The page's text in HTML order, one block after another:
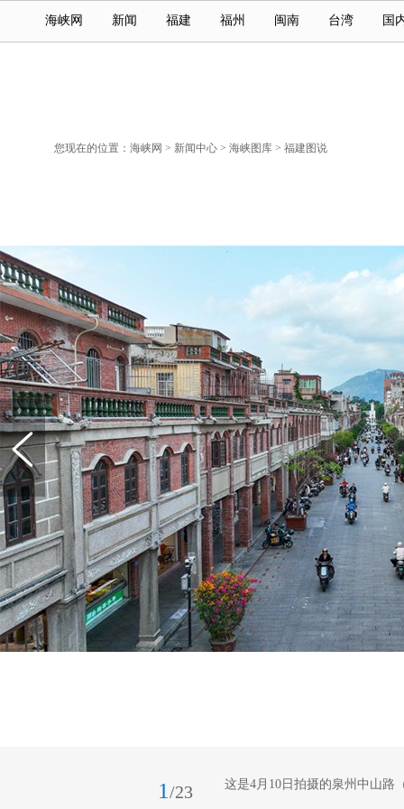
海峡网 新闻 福建 福州 闽南 台湾 国
您现在的位置： 海峡网 > 新闻中心 > 海峡图库 > 福建图说
1 /23 这是4月10日拍摄的泉州中山路